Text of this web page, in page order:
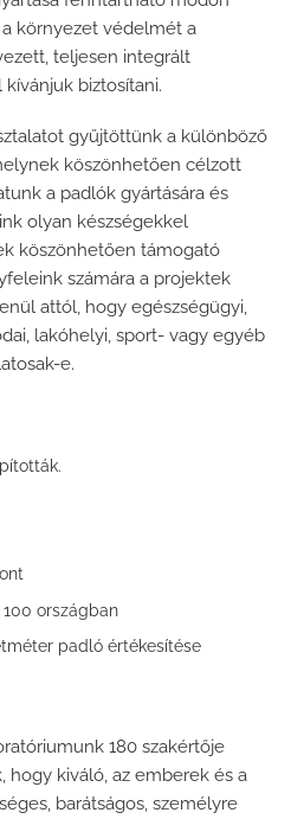
környezet védelmét a
teljesen integrált
biztosítani.
gyűjtöttünk a különböző
köszönhetően célzott
a padlók gyártására és
olyan készségekkel
köszönhetően támogató
számára a projektek
attól, hogy egészségügyi,
lakóhelyi, sport- vagy egyéb
e.
országban
padló értékesítése
180 szakértője
hogy kiváló, az emberek és a
barátságos, személyre